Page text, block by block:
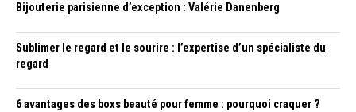
Bijouterie parisienne d’exception : Valérie Danenberg
Sublimer le regard et le sourire : l’expertise d’un spécialiste du
regard
6 avantages des boxs beauté pour femme : pourquoi craquer ?